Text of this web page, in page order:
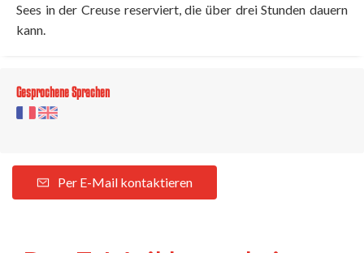
Sees in der Creuse reserviert, die über drei Stunden dauern
kann.
Gesprochene Sprachen
Per E-Mail kontaktieren